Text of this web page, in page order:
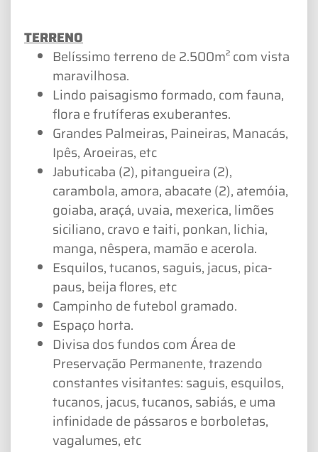
TERRENO
Belíssimo terreno de 2.500m² com vista
maravilhosa.
Lindo paisagismo formado, com fauna,
flora e frutíferas exuberantes.
Grandes Palmeiras, Paineiras, Manacás,
Ipês, Aroeiras, etc
Jabuticaba (2), pitangueira (2),
carambola, amora, abacate (2), atemóia,
goiaba, araçá, uvaia, mexerica, limões
siciliano, cravo e taiti, ponkan, lichia,
manga, nêspera, mamão e acerola.
Esquilos, tucanos, saguis, jacus, pica-
paus, beija flores, etc
Campinho de futebol gramado.
Espaço horta.
Divisa dos fundos com Área de
Preservação Permanente, trazendo
constantes visitantes: saguis, esquilos,
tucanos, jacus, tucanos, sabiás, e uma
infinidade de pássaros e borboletas,
vagalumes, etc